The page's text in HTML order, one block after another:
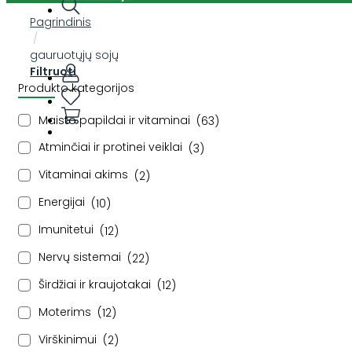
Pagrindinis
/
gauruotųjų sojų
Filtruoti
Produkto kategorijos
Maisto papildai ir vitaminai
63
Atminčiai ir protinei veiklai
3
Vitaminai akims
2
Energijai
10
Imunitetui
12
Nervų sistemai
22
Širdžiai ir kraujotakai
12
Moterims
12
Virškinimui
2